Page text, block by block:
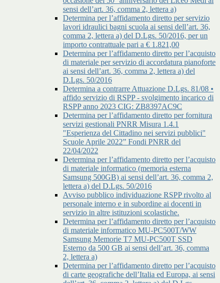
sensi dell’art. 36, comma 2, lettera a)
Determina per l’affidamento diretto per servizio
lavori idraulici bagni scuola ai sensi dell’art. 36,
comma 2, lettera a) del D.Lgs. 50/2016, per un
importo contrattuale pari a € 1.821,00
Determina per l’affidamento diretto per l’acquisto
di materiale per servizio di accordatura pianoforte
ai sensi dell’art. 36, comma 2, lettera a) del
D.Lgs. 50/2016
Determina a contrarre Attuazione D.Lgs. 81/08 •
affido servizio di RSPP - svolgimento incarico di
RSPP anno 2023 CIG: ZB8397AC9C
Determina per l’affidamento diretto per fornitura
servizi gestionali PNRR Misura 1.4.1
"Esperienza del Cittadino nei servizi pubblici"
Scuole Aprile 2022” Fondi PNRR del
22/04/2022
Determina per l’affidamento diretto per l’acquisto
di materiale informatico (memoria esterna
Samsung 500GB) ai sensi dell’art. 36, comma 2,
lettera a) del D.Lgs. 50/2016
Avviso pubblico individuazione RSPP rivolto al
personale interno e in subordine ai docenti in
servizio in altre istituzioni scolastiche.
Determina per l’affidamento diretto per l’acquisto
di materiale informatico MU-PC500T/WW
Samsung Memorie T7 MU-PC500T SSD
Esterno da 500 GB ai sensi dell’art. 36, comma
2, lettera a)
Determina per l’affidamento diretto per l’acquisto
di carte geografiche dell’Italia ed Europa, ai sensi